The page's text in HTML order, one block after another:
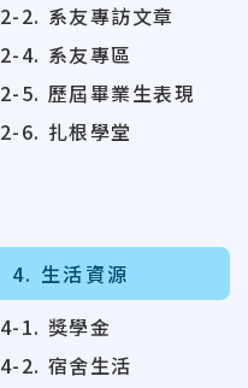
2-2. 系友專訪文章
2-4. 系友專區
2-5. 歷屆畢業生表現
2-6. 扎根學堂
4. 生活資源
4-1. 獎學金
4-2. 宿舍生活